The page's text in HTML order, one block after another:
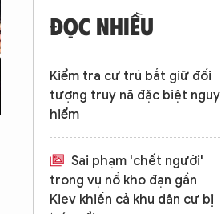
CỘNG TÁC VỚI ANTĐ
TRA CỨU XE
HOTLINE: 032 9907 579
ĐỌC NHIỀU
Kiểm tra cư trú bắt giữ đối
tượng truy nã đặc biệt nguy
hiểm
Sai phạm 'chết người'
trong vụ nổ kho đạn gần
Kiev khiến cả khu dân cư bị